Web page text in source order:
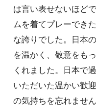
は言い表せないほど
ムを着てプレーでき
な誇りでした。日本
を温かく、敬意をも
くれました。日本で
いただいた温かい歓
の気持ちを忘れませ